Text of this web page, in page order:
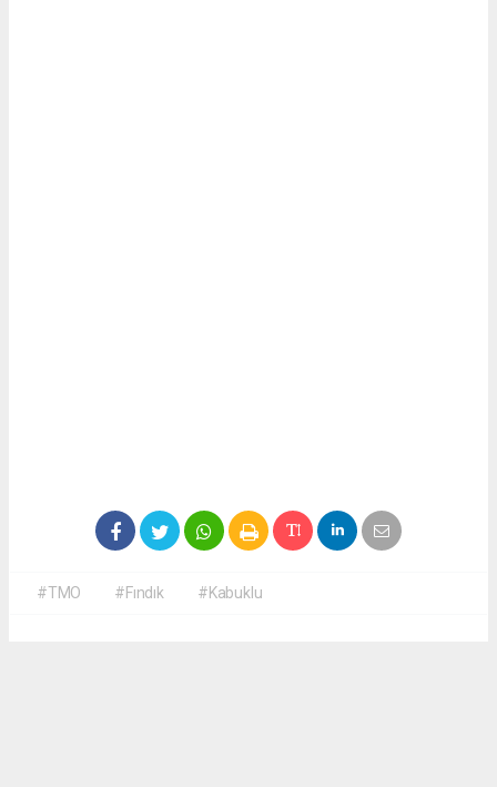
#TMO #Fındık #Kabuklu